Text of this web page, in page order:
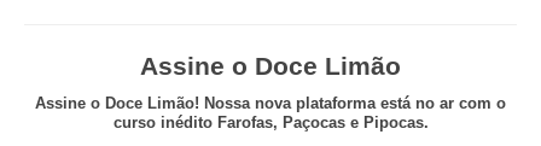
Assine o Doce Limão
Assine o Doce Limão! Nossa nova plataforma está no ar com o
curso inédito Farofas, Paçocas e Pipocas.